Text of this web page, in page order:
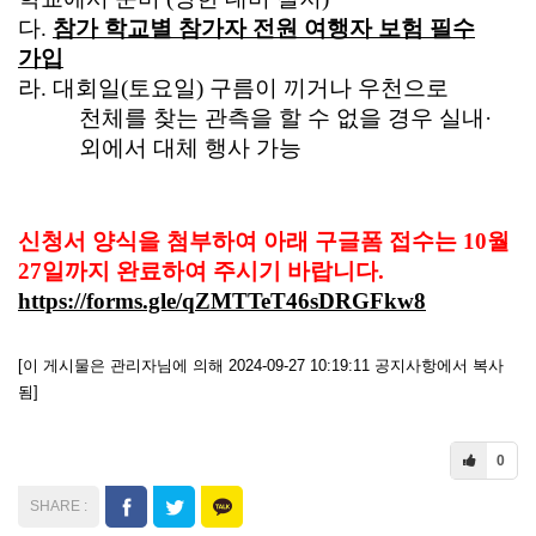
다. 참가 학교별 참가자 전원 여행자 보험 필수
가입
라. 대회일(토요일) 구름이 끼거나 우천으로
천체를 찾는 관측을 할 수 없을 경우 실내 ·
외에서 대체 행사 가능
신청서 양식을 첨부하여 아래 구글폼 접수는 10월
27일까지 완료하여 주시기 바랍니다.
https://forms.gle/qZMTTeT46sDRGFkw8
[이 게시물은 관리자님에 의해 2024-09-27 10:19:11 공지사항에서 복사
됨]
0